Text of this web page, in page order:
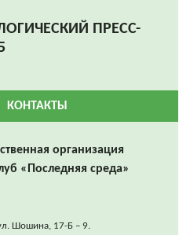
ПРЕСС-
КОНТАКТЫ
организация
«Последняя среда»
Шошина, 17-Б – 9.